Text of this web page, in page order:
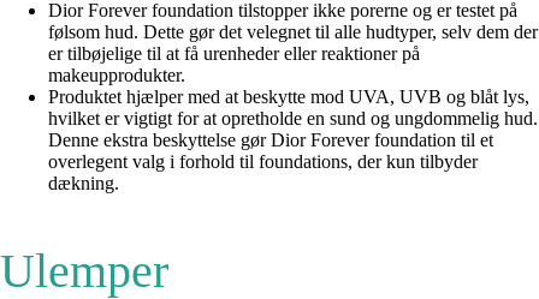
Dior Forever foundation tilstopper ikke porerne og er testet på
følsom hud. Dette gør det velegnet til alle hudtyper, selv dem der
er tilbøjelige til at få urenheder eller reaktioner på
makeupprodukter.
Produktet hjælper med at beskytte mod UVA, UVB og blåt lys,
hvilket er vigtigt for at opretholde en sund og ungdommelig hud.
Denne ekstra beskyttelse gør Dior Forever foundation til et
overlegent valg i forhold til foundations, der kun tilbyder
dækning.
Ulemper